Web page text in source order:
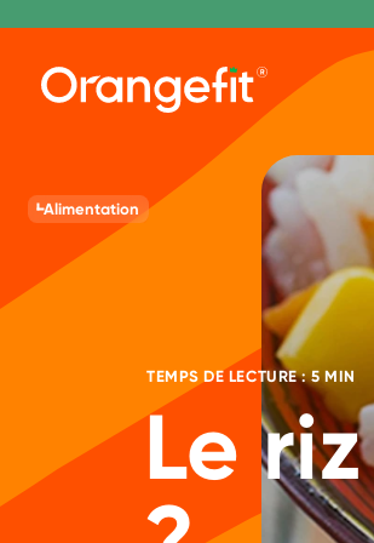
TEMPS DE LECTURE : 5 MIN
Le
Alimentation